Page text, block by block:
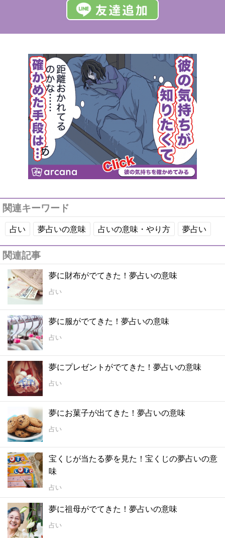
関連キーワード
占い 夢占いの意味 占いの意味・やり方 夢占い
関連記事
夢に財布がでてきた！夢占いの意味
占い
夢に服がでてきた！夢占いの意味
占い
夢にプレゼントがでてきた！夢占いの意味
占い
夢にお菓子が出てきた！夢占いの意味
占い
宝くじが当たる夢を見た！宝くじの夢占いの意
味
占い
夢に祖母がでてきた！夢占いの意味
占い